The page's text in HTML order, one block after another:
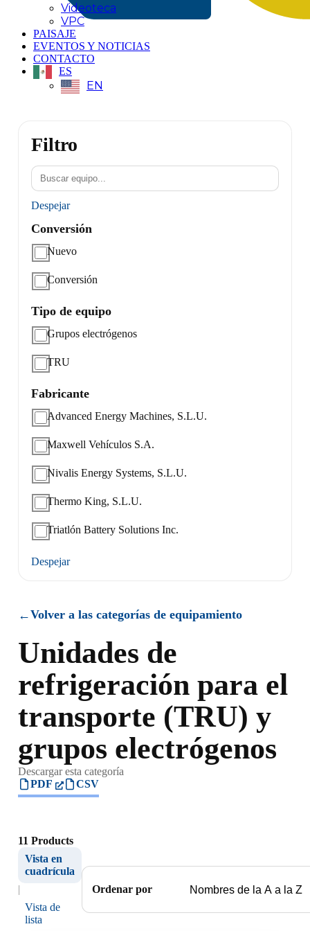
Videoteca
VPC
PAISAJE
EVENTOS Y NOTICIAS
CONTACTO
ES
EN
Filtro
Despejar
Conversión
Nuevo
Conversión
Tipo de equipo
Grupos electrógenos
TRU
Fabricante
Advanced Energy Machines, S.L.U.
Maxwell Vehículos S.A.
Nivalis Energy Systems, S.L.U.
Thermo King, S.L.U.
Triatlón Battery Solutions Inc.
Despejar
←Volver a las categorías de equipamiento
Unidades de
refrigeración para el
transporte (TRU) y
grupos electrógenos
Descargar esta categoría
PDF
CSV
11 Products
Vista en
cuadrícula
|
Vista de
lista
Ordenar por